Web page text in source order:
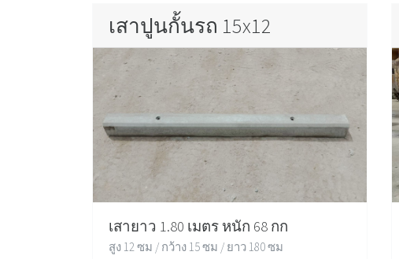
เสาปูนกั้นรถ 15x12
เสายาว 1.80 เมตร หนัก 68 กก
สูง 12 ซม / กว้าง 15 ซม / ยาว 180 ซม